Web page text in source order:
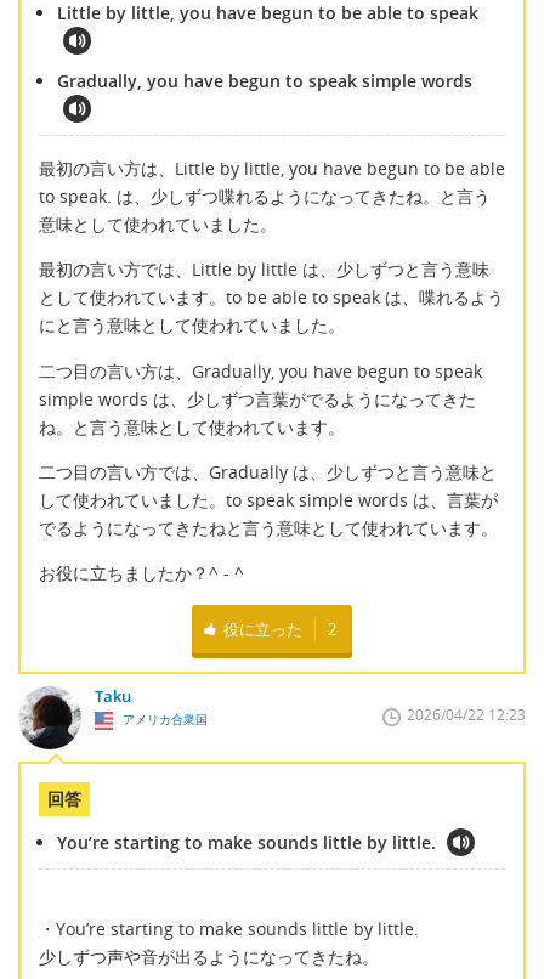
Little by little, you have begun to be able to speak
Gradually, you have begun to speak simple words
最初の言い方は、Little by little, you have begun to be able
to speak. は、少しずつ喋れるようになってきたね。と言う
意味として使われていました。
最初の言い方では、Little by little は、少しずつと言う意味
として使われています。to be able to speak は、喋れるよう
にと言う意味として使われていました。
二つ目の言い方は、Gradually, you have begun to speak
simple words は、少しずつ言葉がでるようになってきた
ね。と言う意味として使われています。
二つ目の言い方では、Gradually は、少しずつと言う意味と
して使われていました。to speak simple words は、言葉が
でるようになってきたねと言う意味として使われています。
お役に立ちましたか？^ - ^
役に立った 2
Taku
アメリカ合衆国 2026/04/22 12:23
回答
You’re starting to make sounds little by little.
・You’re starting to make sounds little by little.
少しずつ声や音が出るようになってきたね。